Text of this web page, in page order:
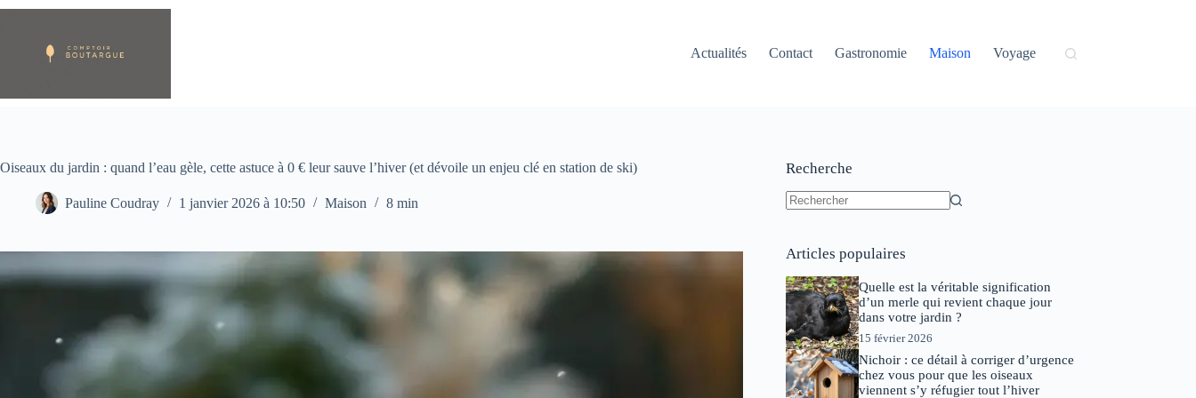
Passer
Actualités
Contact Gastronomie Maison Voyage
Oiseaux du jardin : quand l’eau gèle, cette astuce à 0 € leur sauve l’hiver (et dévoile un enjeu clé en station de ski)
Pauline Coudray 1 janvier 2026 à 10:50 Maison 8 min
Recherche
Articles populaires
Quelle est la véritable signification
d’un merle qui revient chaque jour
dans votre jardin ?
15 février 2026
Nichoir : ce détail à corriger d’urgence
chez vous pour que les oiseaux
viennent s’y réfugier tout l’hiver